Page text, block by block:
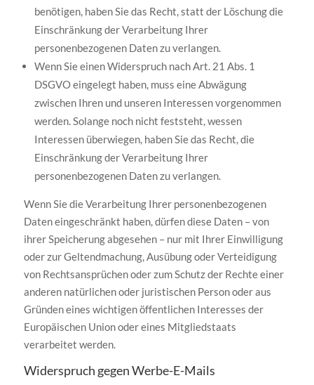
benötigen, haben Sie das Recht, statt der Löschung die
Einschränkung der Verarbeitung Ihrer
personenbezogenen Daten zu verlangen.
Wenn Sie einen Widerspruch nach Art. 21 Abs. 1
DSGVO eingelegt haben, muss eine Abwägung
zwischen Ihren und unseren Interessen vorgenommen
werden. Solange noch nicht feststeht, wessen
Interessen überwiegen, haben Sie das Recht, die
Einschränkung der Verarbeitung Ihrer
personenbezogenen Daten zu verlangen.
Wenn Sie die Verarbeitung Ihrer personenbezogenen
Daten eingeschränkt haben, dürfen diese Daten – von
ihrer Speicherung abgesehen – nur mit Ihrer Einwilligung
oder zur Geltendmachung, Ausübung oder Verteidigung
von Rechtsansprüchen oder zum Schutz der Rechte einer
anderen natürlichen oder juristischen Person oder aus
Gründen eines wichtigen öffentlichen Interesses der
Europäischen Union oder eines Mitgliedstaats
verarbeitet werden.
Widerspruch gegen Werbe-E-Mails